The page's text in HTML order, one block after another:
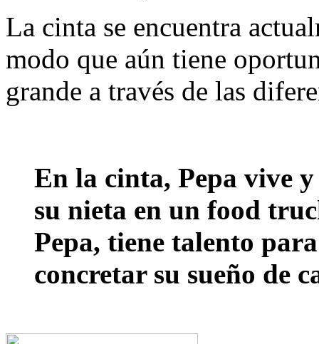
La cinta se encuentra
modo que aún tiene
grande a través de las
En la cinta, Pepa vive
su nieta en un food
Pepa, tiene talento
concretar su sueño de